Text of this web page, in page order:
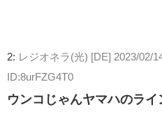
2: レジオネラ(光) [DE] 2023/02/
ID:8urFZG4T0
ウンコじゃんヤマハのラ